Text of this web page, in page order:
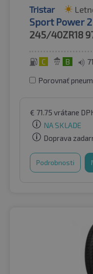
Tristar
Sport Power
245/40ZR18
C B
Porovnať
€ 71.75 vrátane
NA SKLADE
Doprava
Podrobnosti